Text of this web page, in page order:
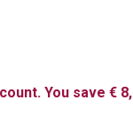
You save €